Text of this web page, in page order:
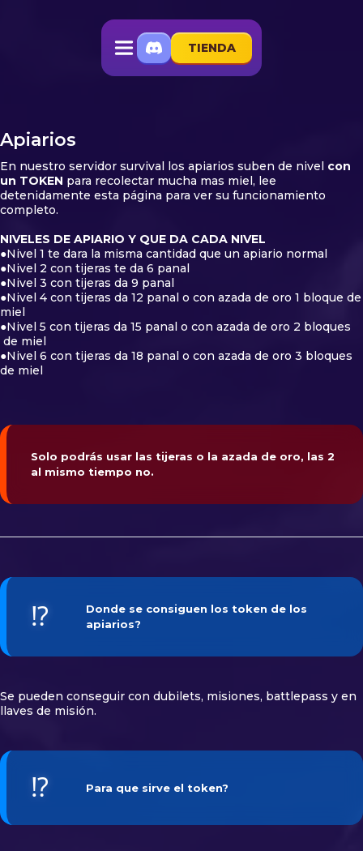
TIENDA
Apiarios
En nuestro servidor survival los apiarios suben de nivel con
un TOKEN para recolectar mucha mas miel, lee
detenidamente esta página para ver su funcionamiento
completo.
NIVELES DE APIARIO Y QUE DA CADA NIVEL
●Nivel 1 te dara la misma cantidad que un apiario normal
●Nivel 2 con tijeras te da 6 panal
●Nivel 3 con tijeras da 9 panal
●Nivel 4 con tijeras da 12 panal o con azada de oro 1 bloque de
miel
●Nivel 5 con tijeras da 15 panal o con azada de oro 2 bloques
de miel
●Nivel 6 con tijeras da 18 panal o con azada de oro 3 bloques
de miel
Solo podrás usar las tijeras o la azada de oro, las 2
al mismo tiempo no.
⁉️
Donde se consiguen los token de los
apiarios?
Se pueden conseguir con dubilets, misiones, battlepass y en
llaves de misión.
⁉️ Para que sirve el token?